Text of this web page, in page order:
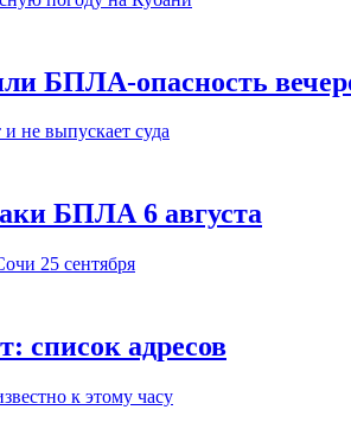
БПЛА-опасность
БПЛА 6 августа
список адресов